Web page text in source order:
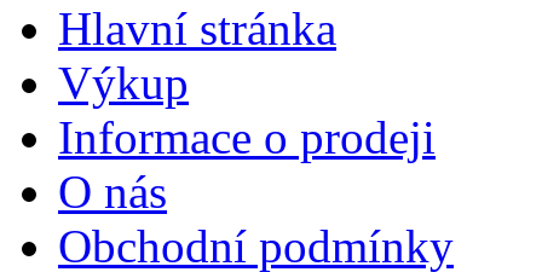
Hlavní stránka
Výkup
Informace o prodeji
O nás
Obchodní podmínky